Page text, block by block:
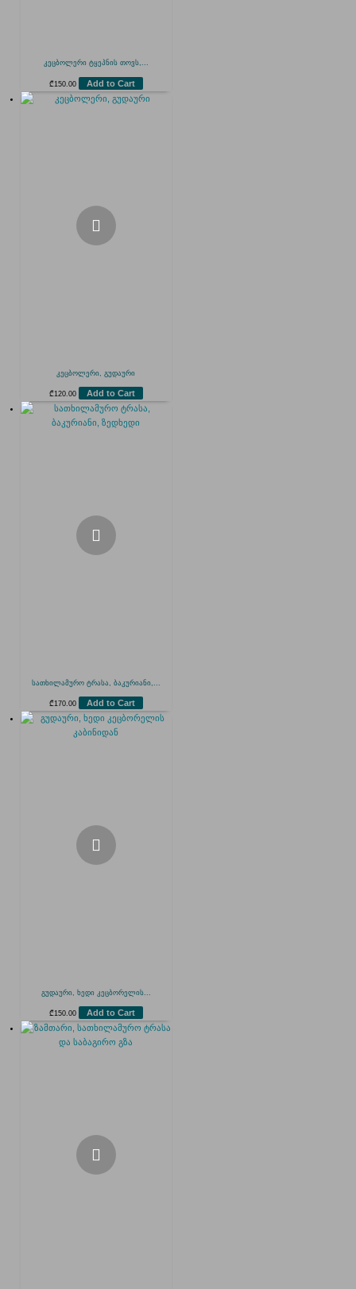
კეცბოლერი ტყეპნის თოვს,...
₾ 150.00 Add to Cart
კეცბოლერი, გუდაური
₾120.00 Add to Cart
სათხილამურო ტრასა, ბაკურიანი,...
₾170.00 Add to Cart
გუდაური, ხედი კეცბორელის...
₾150.00 Add to Cart